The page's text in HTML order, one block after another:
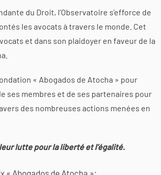
du Droit, l’Observatoire s’efforce de
les avocats à travers le monde. Cet
et dans son plaidoyer en faveur de la
« Abogados de Atocha » pour
ses membres et de ses partenaires pour
des nombreuses actions menées en
lutte pour la liberté et l’égalité.
« Abogados de Atocha »: